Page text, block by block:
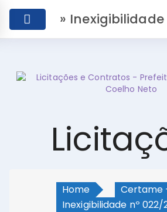
»
Home
Certame
Inexigibilidade nº 022/